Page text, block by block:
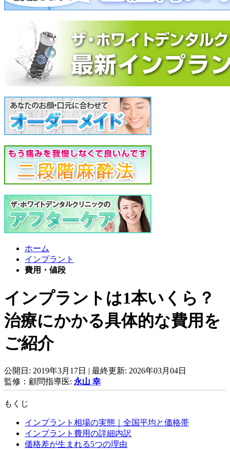
ホーム
インプラント
費用・値段
インプラントは1本いくら？
治療にかかる具体的な費用を
ご紹介
公開日: 2019年3月17日 | 最終更新: 2026年03月04日
監修：顧問指導医: 永山 幸
もくじ
インプラント相場の実態｜全国平均と価格帯
インプラント費用の詳細内訳
価格差が生まれる5つの理由